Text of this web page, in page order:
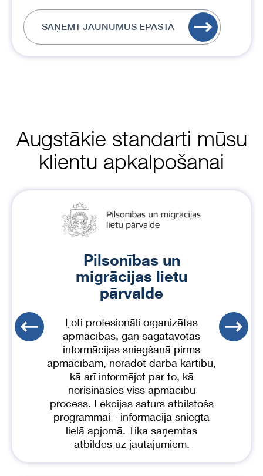
SAŅEMT JAUNUMUS EPASTĀ
Augstākie standarti mūsu
klientu apkalpošanai
Pilsonības un
migrācijas lietu
pārvalde
Ļoti profesionāli organizētas
apmācības, gan sagatavotās
informācijas sniegšanā pirms
apmācībām, norādot darba kārtību,
kā arī informējot par to, kā
norisināsies viss apmācību
process. Lekcijas saturs atbilstošs
programmai - informācija sniegta
lielā apjomā. Tika saņemtas
atbildes uz jautājumiem.